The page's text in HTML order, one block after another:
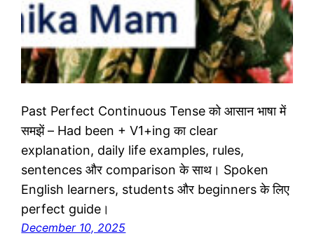
Past Perfect Continuous Tense को आसान भाषा में
समझें – Had been + V1+ing का clear
explanation, daily life examples, rules,
sentences और comparison के साथ। Spoken
English learners, students और beginners के लिए
perfect guide।
December 10, 2025